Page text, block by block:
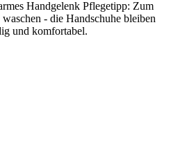
Handgelenk Pflegetipp: Zum
- die Handschuhe bleiben
und komfortabel.